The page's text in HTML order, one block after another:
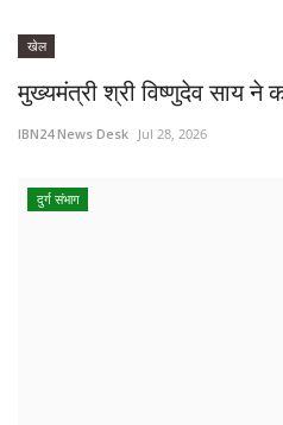
खेल
मुख्यमंत्री श्री विष्णुदेव साय ने
IBN24 News Desk Jul 28, 2026
दुर्ग संभाग